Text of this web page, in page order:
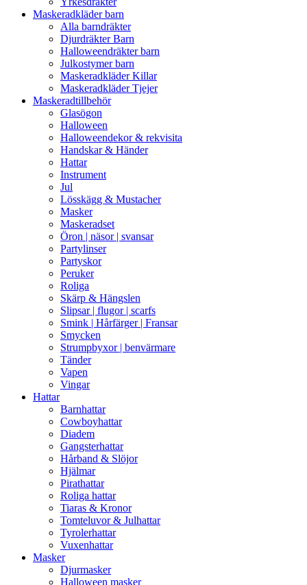
Maskeradkläder barn
Alla barndräkter
Djurdräkter Barn
Halloweendräkter barn
Julkostymer barn
Maskeradkläder Killar
Maskeradkläder Tjejer
Maskeradtillbehör
Glasögon
Halloween
Halloweendekor & rekvisita
Handskar & Händer
Hattar
Instrument
Jul
Lösskägg & Mustacher
Masker
Maskeradset
Öron | näsor | svansar
Partylinser
Partyskor
Peruker
Roliga
Skärp & Hängslen
Slipsar | flugor | scarfs
Smink | Hårfärger | Fransar
Smycken
Strumpbyxor | benvärmare
Tänder
Vapen
Vingar
Hattar
Barnhattar
Cowboyhattar
Diadem
Gangsterhattar
Hårband & Slöjor
Hjälmar
Pirathattar
Roliga hattar
Tiaras & Kronor
Tomteluvor & Julhattar
Tyrolerhattar
Vuxenhattar
Masker
Djurmasker
Halloween masker